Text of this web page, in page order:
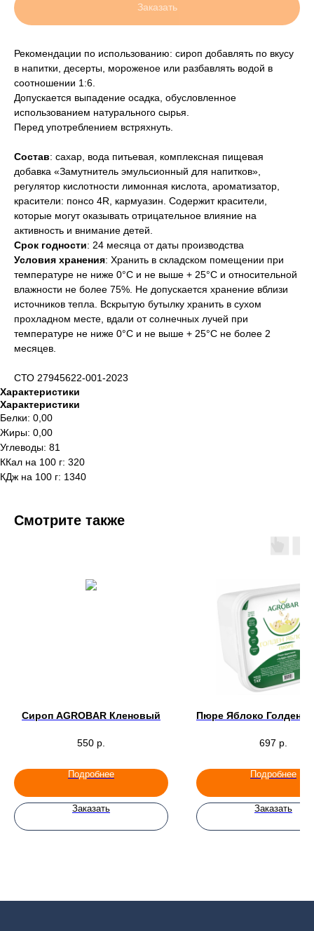
Заказать
Рекомендации по использованию: сироп добавлять по вкусу
в напитки, десерты, мороженое или разбавлять водой в
соотношении 1:6.
Допускается выпадение осадка, обусловленное
использованием натурального сырья.
Перед употреблением встряхнуть.
Состав: сахар, вода питьевая, комплексная пищевая
добавка «Замутнитель эмульсионный для напитков»,
регулятор кислотности лимонная кислота, ароматизатор,
красители: понсо 4R, кармуазин. Содержит красители,
которые могут оказывать отрицательное влияние на
активность и внимание детей.
Срок годности: 24 месяца от даты производства
Условия хранения: Хранить в складском помещении при
температуре не ниже 0°С и не выше + 25°С и относительной
влажности не более 75%. Не допускается хранение вблизи
источников тепла. Вскрытую бутылку хранить в сухом
прохладном месте, вдали от солнечных лучей при
температуре не ниже 0°С и не выше + 25°С не более 2
месяцев.
СТО 27945622-001-2023
Характеристики
Характеристики
Белки: 0,00
Жиры: 0,00
Углеводы: 81
ККал на 100 г: 320
КДж на 100 г: 1340
Смотрите также
Сироп AGROBAR Кленовый
550 р.
Подробнее
Заказать
Пюре Яблоко Голден
697 р.
Подробнее
Заказать